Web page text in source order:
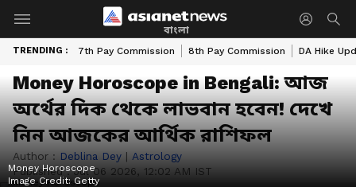
বাংলা
TRENDING : 7th Pay Commission 8th Pay Commission DA Hike
Money Horoscope in Bengali: আজ
অর্থের দিক থেকে লাভবান হবেন! দেখে
নিন আজকের আর্থিক রাশিফল
Author : Deblina Dey | Astrology
Published :Jul 06 2026, 12:02 AM IST
Money Horoscope
Image Credit:Getty